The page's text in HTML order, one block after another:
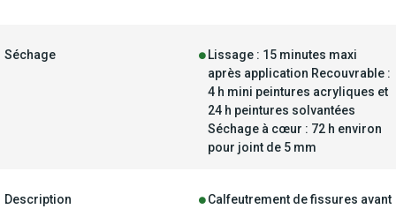
Séchage
Lissage : 15 minutes maxi
après application Recouvrable :
4 h mini peintures acryliques et
24 h peintures solvantées
Séchage à cœur : 72 h environ
pour joint de 5 mm
Description
Calfeutrement de fissures avant